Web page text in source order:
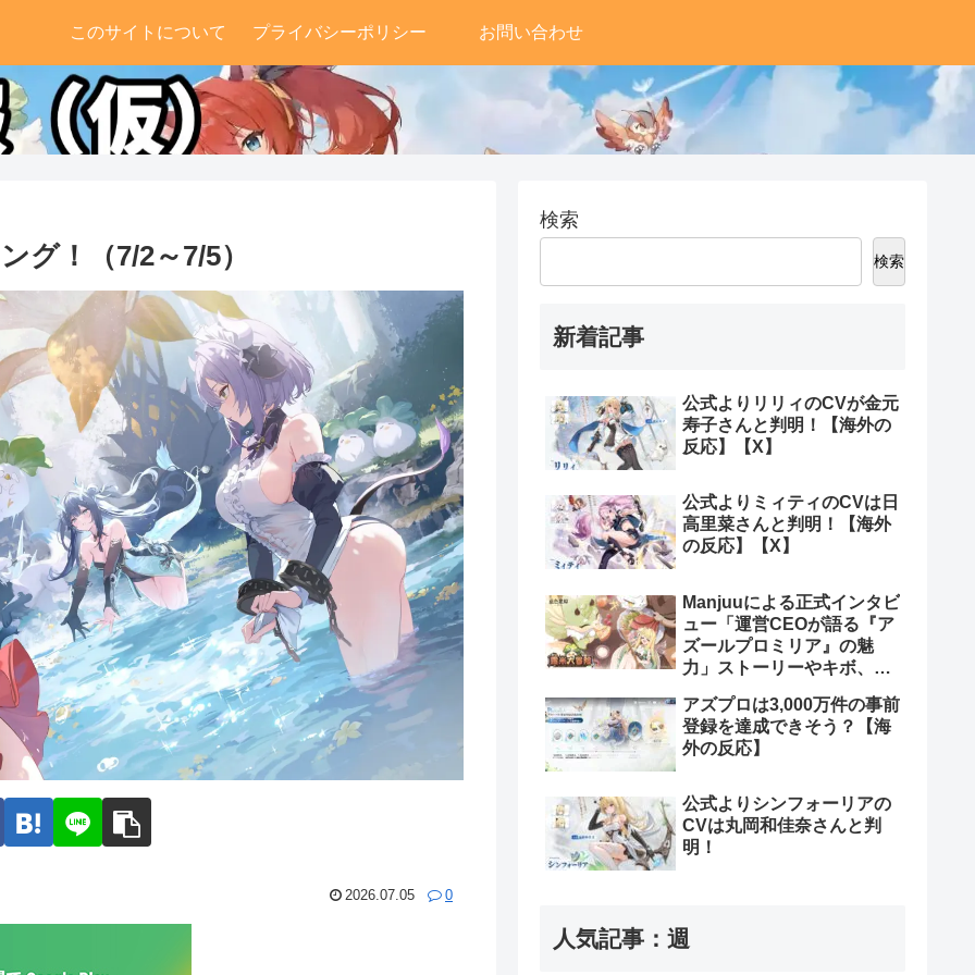
このサイトについて プライバシーポリシー お問い合わせ
グ！（7/2～7/5）
2026.07.05 0
検索
検索
新着記事
公式よりリリィのCVが金元
寿子さんと判明！【海外の
反応】【X】
公式よりミィティのCVは日
高里菜さんと判明！【海外
の反応】【X】
Manjuuによる正式インタビ
ュー「運営CEOが語る『ア
ズールプロミリア』の魅
力」ストーリーやキボ、ス
反応】
アズプロは3,000万件の事前
登録を達成できそう？【海
外の反応】
公式よりシンフォーリアの
CVは丸岡和佳奈さんと判
明！
人気記事：週